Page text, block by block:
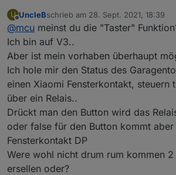
v2: ButtonAction oder
Zustand schalten entweder "true"
Möchte man nicht "true" schalten,
man in den Datenpunkt-
eintragen.
U UncleBschrieb am 28. Sept. 2021, 18:39
zuletzt editiert von
@mcu meinst du die "Taster"
Ich bin auf V3..
Aber ist mein vorhaben überhaupt
Ich hole mir den Status des
einen Xiaomi Fensterkontakt, steuern
über ein Relais..
Drückt man den Button wird das
oder false für den Button kommt aber
Fensterkontakt DP
Were wohl nicht drum rum kommen 2
ersellen oder?